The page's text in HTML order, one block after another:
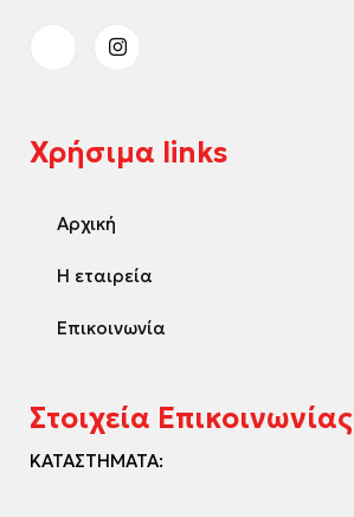
Χρήσιμα links
Αρχική
Η εταιρεία
Επικοινωνία
Στοιχεία Επικοινωνίας
ΚΑΤΑΣΤΗΜΑΤΑ: